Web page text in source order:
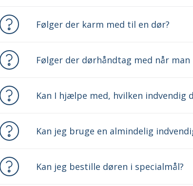
Følger der karm med til en dør?
Følger der dørhåndtag med når man
Kan I hjælpe med, hvilken indvendig
Kan jeg bruge en almindelig
Kan jeg bestille døren i specialmål?